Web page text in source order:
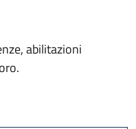
abilitazioni